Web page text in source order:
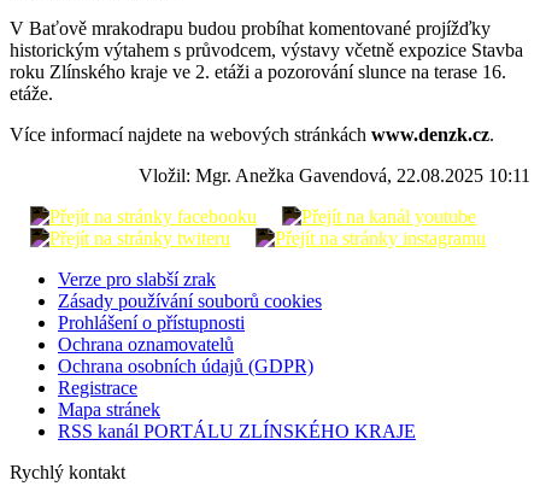
V Baťově mrakodrapu budou probíhat komentované projížďky
historickým výtahem s průvodcem, výstavy včetně expozice Stavba
roku Zlínského kraje ve 2. etáži a pozorování slunce na terase 16.
etáže.
Více informací najdete na webových stránkách www.denzk.cz.
Vložil: Mgr. Anežka Gavendová, 22.08.2025 10:11
Verze pro slabší zrak
Zásady používání souborů cookies
Prohlášení o přístupnosti
Ochrana oznamovatelů
Ochrana osobních údajů (GDPR)
Registrace
Mapa stránek
RSS kanál PORTÁLU ZLÍNSKÉHO KRAJE
Rychlý kontakt